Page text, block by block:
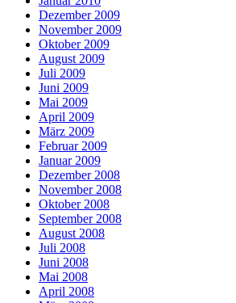
Dezember 2009
November 2009
Oktober 2009
August 2009
Juli 2009
Juni 2009
Mai 2009
April 2009
März 2009
Februar 2009
Januar 2009
Dezember 2008
November 2008
Oktober 2008
September 2008
August 2008
Juli 2008
Juni 2008
Mai 2008
April 2008